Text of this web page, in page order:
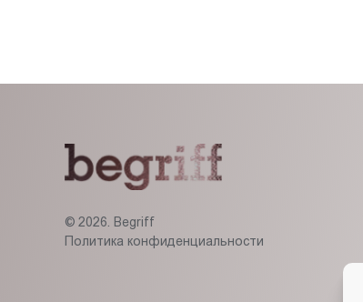
© 2026. Begriff
Политика конфиденциальности